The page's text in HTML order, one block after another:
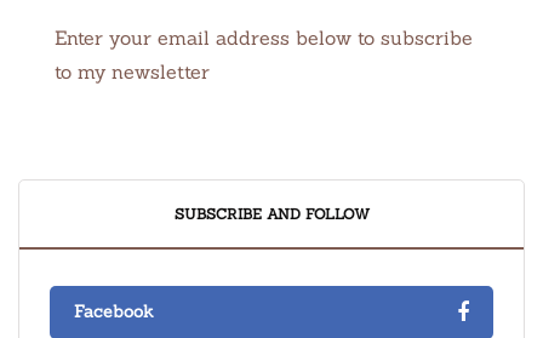
Enter your email address below to subscribe
to my newsletter
SUBSCRIBE AND FOLLOW
Facebook